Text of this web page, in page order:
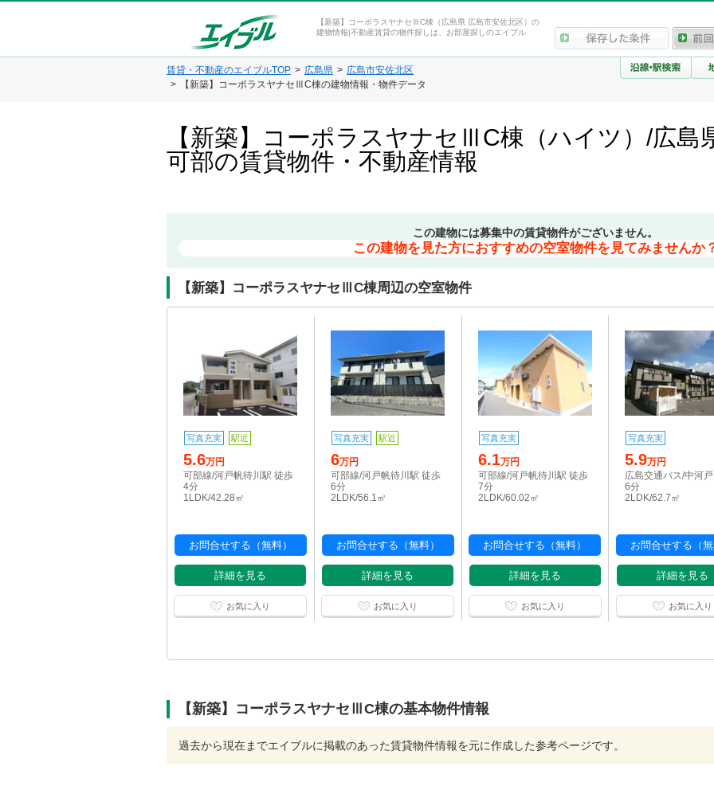
【新築】コーポラスヤナセⅢC棟（広島県 広島市安佐北区）の
建物情報|不動産賃貸の物件探しは、お部屋探しのエイブル
賃貸・不動産のエイブルTOP 広島県
広島市安佐北区
【新築】コーポラスヤナセⅢC棟の建物情報・物件データ
【新築】コーポラスヤナセⅢC棟（ハイツ）/広島
可部の賃貸物件・不動産情報
この建物には募集中の賃貸物件がございません。
この建物を見た方におすすめの空室物件を見てみませんか
【新築】コーポラスヤナセⅢC棟周辺の空室物件
写真充実 駅近
5.6万円
可部線/河戸帆待川駅 徒歩
4分
1LDK/42.28㎡
お問合せする（無料）
詳細を見る
お気に入り
写真充実 駅近
6万円
可部線/河戸帆待川駅 徒歩
6分
2LDK/56.1㎡
お問合せする（無料）
詳細を見る
お気に入り
写真充実
6.1万円
可部線/河戸帆待川駅 徒歩
7分
2LDK/60.02㎡
お問合せする（無料）
詳細を見る
お気に入り
写真充実
5.9万円
広島交通バス/中河
6分
2LDK/62.7㎡
お問合せする（
詳細を見る
お気に入り
【新築】コーポラスヤナセⅢC棟の基本物件情報
過去から現在までエイブルに掲載のあった賃貸物件情報を元に作成した参考ページです。